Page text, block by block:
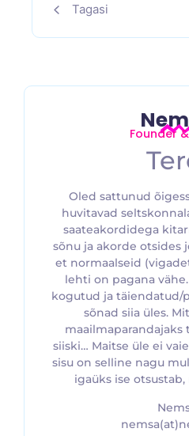
Tagasi
Founder
Oled sattunud
huvitavad
saateakordidega
sõnu ja akorde otsides
et normaalseid
lehti on pagana
kogutud ja täiendatud/
sõnad siia üles.
maailmaparandajaks
siiski… Maitse üle ei
sisu on selline nagu
igaüks ise